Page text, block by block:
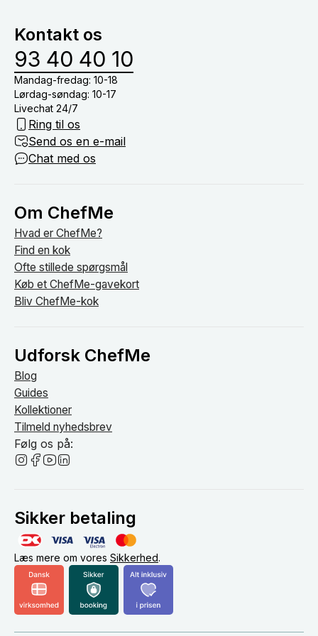
om bordet.
Kontakt os
93 40 40 10
Mandag-fredag: 10-18
Lørdag-søndag: 10-17
Livechat 24/7
Ring til os
Send os en e-mail
Chat med os
Om ChefMe
Hvad er ChefMe?
Find en kok
Ofte stillede spørgsmål
Køb et ChefMe-gavekort
Bliv ChefMe-kok
Udforsk ChefMe
Blog
Guides
Kollektioner
Tilmeld nyhedsbrev
Følg os på:
Sikker betaling
Læs mere om vores Sikkerhed.